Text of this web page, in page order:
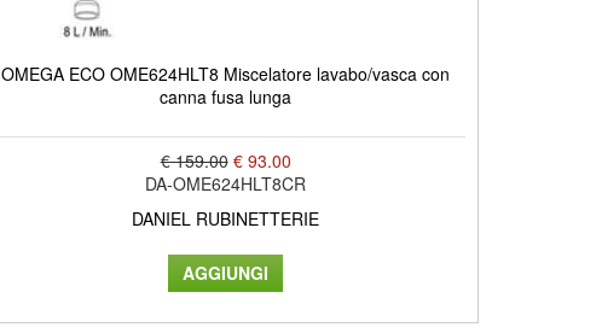
OMEGA ECO OME624HLT8 Miscelatore lavabo/vasca con
canna fusa lunga
€ 159.00 € 93.00
DA-OME624HLT8CR
DANIEL RUBINETTERIE